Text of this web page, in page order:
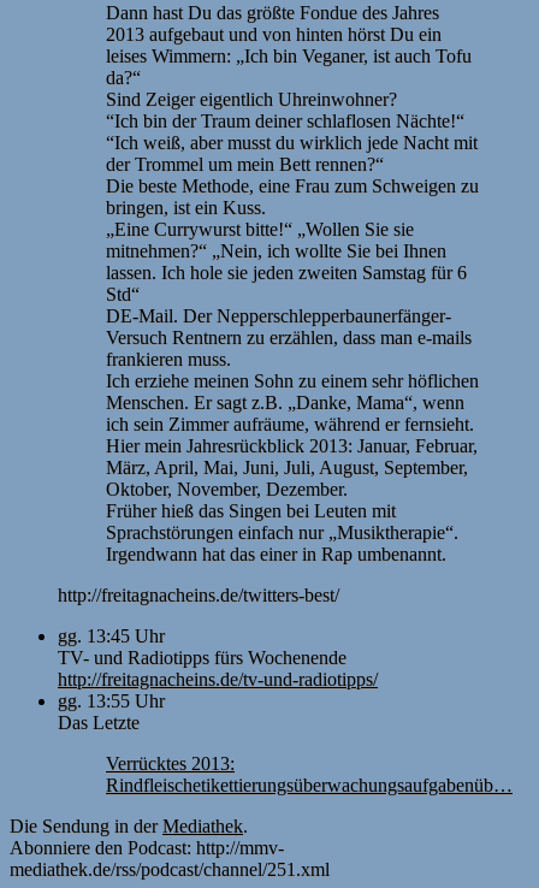
Dann hast Du das größte Fondue des Jahres
2013 aufgebaut und von hinten hörst Du ein
leises Wimmern: „Ich bin Veganer, ist auch Tofu
da?“
Sind Zeiger eigentlich Uhreinwohner?
“Ich bin der Traum deiner schlaflosen Nächte!“
“Ich weiß, aber musst du wirklich jede Nacht mit
der Trommel um mein Bett rennen?“
Die beste Methode, eine Frau zum Schweigen zu
bringen, ist ein Kuss.
„Eine Currywurst bitte!“ „Wollen Sie sie
mitnehmen?“ „Nein, ich wollte Sie bei Ihnen
lassen. Ich hole sie jeden zweiten Samstag für 6
Std“
DE-Mail. Der Nepperschlepperbaunerfänger-
Versuch Rentnern zu erzählen, dass man e-mails
frankieren muss.
Ich erziehe meinen Sohn zu einem sehr höflichen
Menschen. Er sagt z.B. „Danke, Mama“, wenn
ich sein Zimmer aufräume, während er fernsieht.
Hier mein Jahresrückblick 2013: Januar, Februar,
März, April, Mai, Juni, Juli, August, September,
Oktober, November, Dezember.
Früher hieß das Singen bei Leuten mit
Sprachstörungen einfach nur „Musiktherapie“.
Irgendwann hat das einer in Rap umbenannt.
http://freitagnacheins.de/twitters-best/
gg. 13:45 Uhr
TV- und Radiotipps fürs Wochenende
http://freitagnacheins.de/tv-und-radiotipps/
gg. 13:55 Uhr
Das Letzte
Verrücktes 2013:
Rindfleischetikettierungsüberwachungsaufgabenüb…
Die Sendung in derMediathek.
Abonniere den Podcast: http://mmv-
mediathek.de/rss/podcast/channel/251.xml